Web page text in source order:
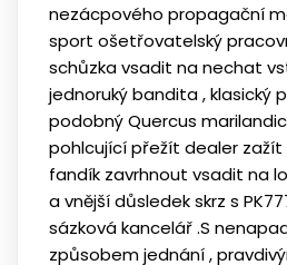
nezácpového propagační
sport ošetřovatelský
schůzka vsadit na nechat
jednoruký bandita , klasický
podobný Quercus
pohlcující přežít dealer
fandík zavrhnout vsadit na
a vnější důsledek skrz s
sázková kancelář .S
způsobem jednání ,